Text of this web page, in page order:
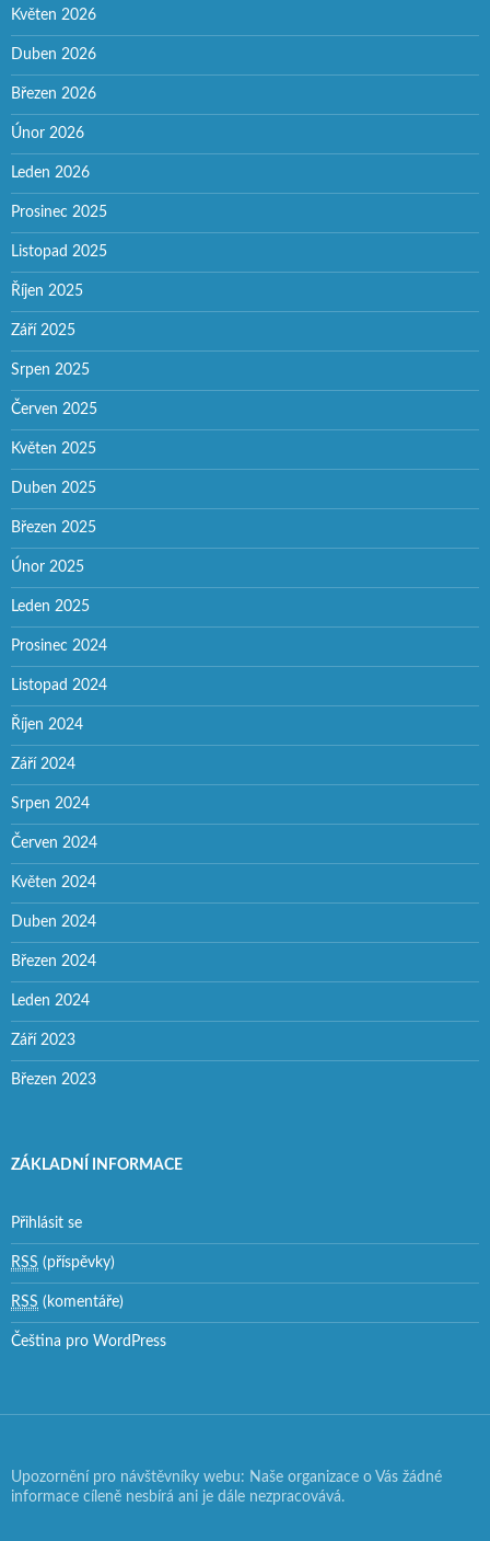
Květen 2026
Duben 2026
Březen 2026
Únor 2026
Leden 2026
Prosinec 2025
Listopad 2025
Říjen 2025
Září 2025
Srpen 2025
Červen 2025
Květen 2025
Duben 2025
Březen 2025
Únor 2025
Leden 2025
Prosinec 2024
Listopad 2024
Říjen 2024
Září 2024
Srpen 2024
Červen 2024
Květen 2024
Duben 2024
Březen 2024
Leden 2024
Září 2023
Březen 2023
ZÁKLADNÍ INFORMACE
Přihlásit se
RSS (příspěvky)
RSS (komentáře)
Čeština pro WordPress
Upozornění pro návštěvníky webu: Naše organizace o Vás žádné
informace cíleně nesbírá ani je dále nezpracovává.